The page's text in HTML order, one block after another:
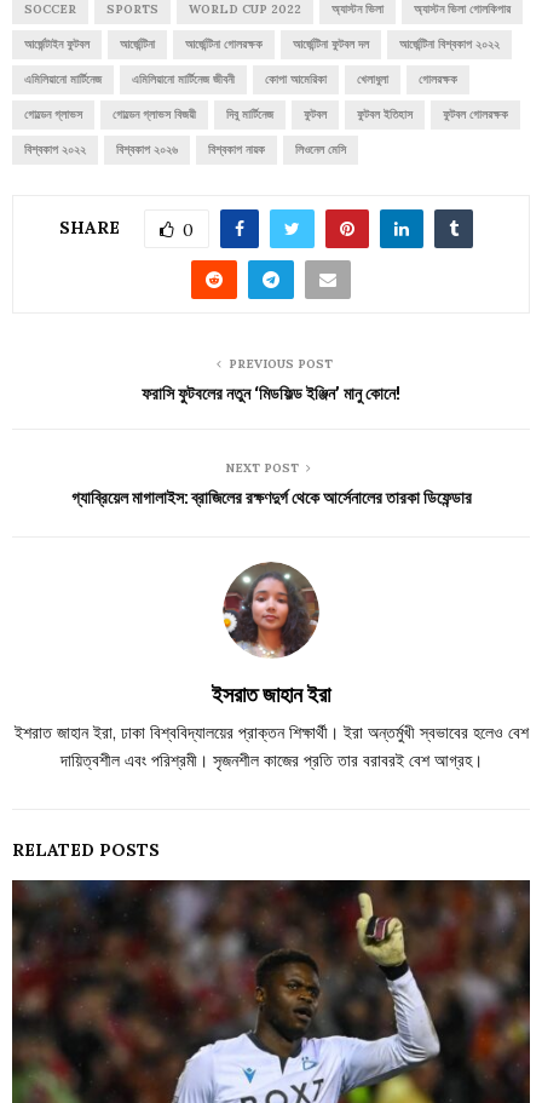
SOCCER SPORTS WORLD CUP 2022 অ্যাস্টন ভিলা অ্যাস্টন ভিলা গোলকিপার
আর্জেন্টাইন ফুটবল আর্জেন্টিনা আর্জেন্টিনা গোলরক্ষক আর্জেন্টিনা ফুটবল দল আর্জেন্টিনা বিশ্বকাপ ২০২২
এমিলিয়ানো মার্টিনেজ এমিলিয়ানো মার্টিনেজ জীবনী কোপা আমেরিকা খেলাধুলা গোলরক্ষক
গোল্ডেন গ্লাভস গোল্ডেন গ্লাভস বিজয়ী দিবু মার্টিনেজ ফুটবল ফুটবল ইতিহাস ফুটবল গোলরক্ষক
বিশ্বকাপ ২০২২ বিশ্বকাপ ২০২৬ বিশ্বকাপ নায়ক লিওনেল মেসি
SHARE 0
PREVIOUS POST
ফরাসি ফুটবলের নতুন ‘মিডফিল্ড ইঞ্জিন’ মানু কোনে!
NEXT POST
গ্যাব্রিয়েল মাগালাইস: ব্রাজিলের রক্ষণদুর্গ থেকে আর্সেনালের তারকা ডিফেন্ডার
ইসরাত জাহান ইরা
ইশরাত জাহান ইরা, ঢাকা বিশ্ববিদ্যালয়ের প্রাক্তন শিক্ষার্থী। ইরা অন্তর্মুখী স্বভাবের হলেও বেশ
দায়িত্বশীল এবং পরিশ্রমী। সৃজনশীল কাজের প্রতি তার বরাবরই বেশ আগ্রহ।
RELATED POSTS